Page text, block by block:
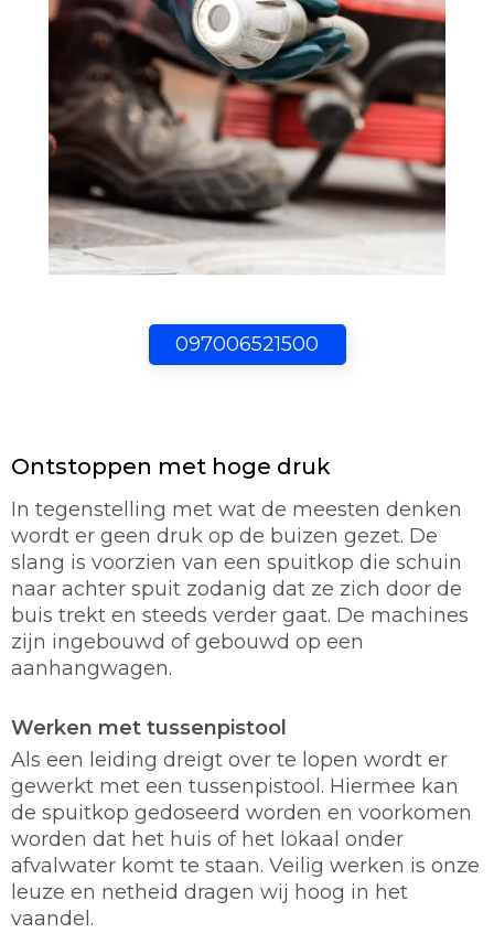
097006521500
Ontstoppen met hoge druk
In tegenstelling met wat de meesten denken
wordt er geen druk op de buizen gezet. De
slang is voorzien van een spuitkop die schuin
naar achter spuit zodanig dat ze zich door de
buis trekt en steeds verder gaat. De machines
zijn ingebouwd of gebouwd op een
aanhangwagen.
Werken met tussenpistool
Als een leiding dreigt over te lopen wordt er
gewerkt met een tussenpistool. Hiermee kan
de spuitkop gedoseerd worden en voorkomen
worden dat het huis of het lokaal onder
afvalwater komt te staan. Veilig werken is onze
leuze en netheid dragen wij hoog in het
vaandel.